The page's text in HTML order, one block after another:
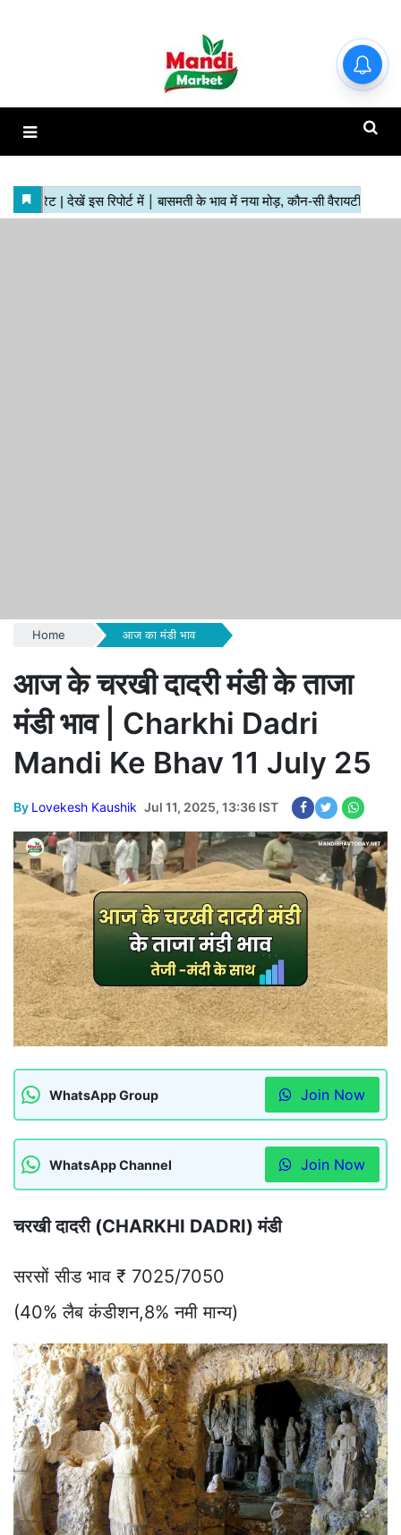
Home आज का मंडी भाव
आज के चरखी दादरी मंडी के ताजा
मंडी भाव | Charkhi Dadri
Mandi Ke Bhav 11 July 25
By Lovekesh Kaushik Jul 11, 2025, 13:36 IST
WhatsApp Group Join Now
WhatsApp Channel Join Now
चरखी दादरी (CHARKHI DADRI) मंडी
सरसों सीड भाव ₹ 7025/7050
(40% लैब कंडीशन,8% नमी मान्य)
हाजिर मंडियों के ताजा रेट | देखें इस
रिपोर्ट में